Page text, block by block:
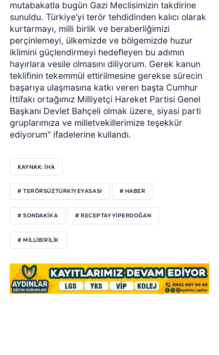
mutabakatla bugün Gazi Meclisimizin takdirine
sunuldu. Türkiye’yi terör tehdidinden kalıcı olarak
kurtarmayı, milli birlik ve beraberliğimizi
perçinlemeyi, ülkemizde ve bölgemizde huzur
iklimini güçlendirmeyi hedefleyen bu adımın
hayırlara vesile olmasını diliyorum. Gerek kanun
teklifinin tekemmül ettirilmesine gerekse sürecin
başarıya ulaşmasına katkı veren başta Cumhur
İttifakı ortağımız Milliyetçi Hareket Partisi Genel
Başkanı Devlet Bahçeli olmak üzere, siyasi parti
gruplarımıza ve milletvekillerimize teşekkür
ediyorum" ifadelerine kullandı.
KAYNAK: İHA
# TERÖRSÜZTÜRKIYEYASASI # HABER
# SONDAKIKA # RECEPTAYYIPERDOĞAN
# MILLIBIRILIK